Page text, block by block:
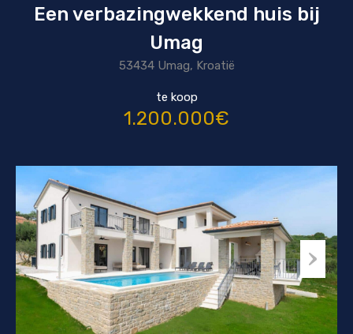
Een verbazingwekkend huis bij
Umag
53434 Umag, Kroatië
te koop
1.200.000€